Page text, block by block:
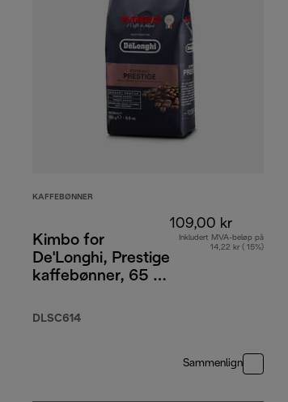
KAFFEBØNNER
Kimbo for
De'Longhi, Prestige
kaffebønner, 65 %
Robusta, 250 g
DLSC614
109,00 kr
Inkludert MVA-beløp på
14,22 kr ( 15%)
Sammenlign